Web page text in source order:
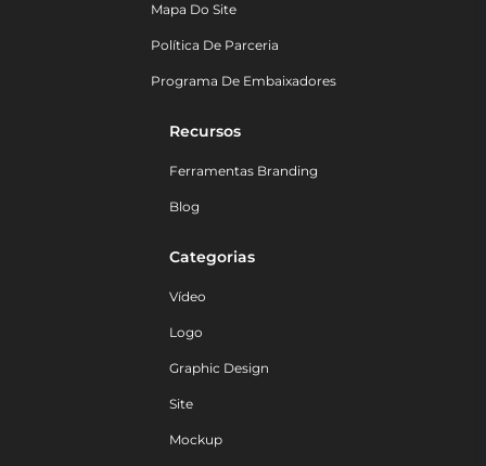
Mapa Do Site
Política De Parceria
Programa De Embaixadores
Recursos
Ferramentas Branding
Blog
Categorias
Vídeo
Logo
Graphic Design
Site
Mockup